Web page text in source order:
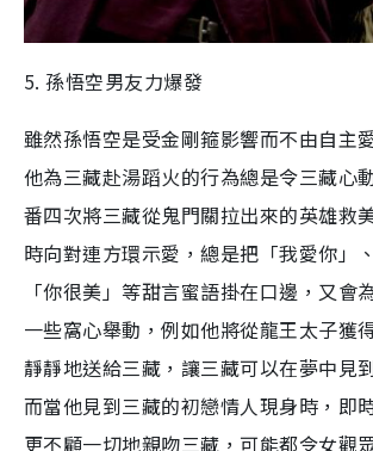
5. 孫悟空男友力爆發
雖然孫悟空是受金剛箍影響而不由自主
他為三藏赴湯蹈火的行為總是令三藏心
番四次將三藏從鬼門關拉出來的英雄救
時向對連方環示愛，總是把「我愛你」
「你很美」等甜言蜜語掛在口邊，又會
一些窩心舉動，例如他將從龍王太子獲
靜靜地送給三藏，讓三藏可以在夢中見
而當他見到三藏的初戀情人現身時，即
更不顧一切地親吻三藏，可能都令女觀